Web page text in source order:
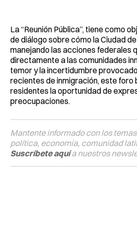
La “Reunión Pública”, tiene como
de diálogo sobre cómo la Ciudad
manejando las acciones federales
directamente a las comunidades
temor y la incertidumbre
recientes de inmigración, este foro
residentes la oportunidad de
preocupaciones.
Mantente informado con los
política, economía, comunidad
Suscríbete aquía nuestros